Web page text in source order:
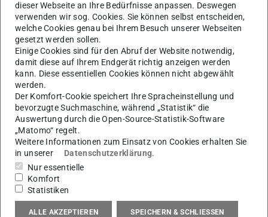
Wie gut ist die Qualität als Aufenthaltsort und
Ausgangspunkt für Kinder und Jugendliche, Seh- oder
Hörgeschädigte sowie Menschen mit eingeschränkter
Mobilität und Ältere?
Im Rahmen des Entwurfs sollen in Zusammenarbeit mit
Nutzern und Experten Konzepte entwickelt werden, die
den Zugang und die Aufenthaltsqualität im Sinne des
Universal Design erhöhen.
dieser Webseite an Ihre Bedürfnisse anpassen. Deswegen
verwenden wir sog. Cookies. Sie können selbst entscheiden,
welche Cookies genau bei Ihrem Besuch unserer Webseiten
gesetzt werden sollen.
Einige Cookies sind für den Abruf der Website notwendig,
damit diese auf Ihrem Endgerät richtig anzeigen werden
kann. Diese essentiellen Cookies können nicht abgewählt
werden.
Der Komfort-Cookie speichert Ihre Spracheinstellung und
bevorzugte Suchmaschine, während „Statistik“ die
Auswertung durch die Open-Source-Statistik-Software
„Matomo“ regelt.
Weitere Informationen zum Einsatz von Cookies erhalten Sie
in unserer
Datenschutzerklärung.
Nur essentielle
Komfort
Statistiken
ALLE AKZEPTIEREN SPEICHERN & SCHLIESSEN